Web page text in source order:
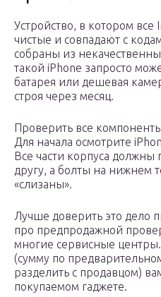
Устройство, в котором
чистые и совпадают с
собраны из
такой iPhone запросто
батарея или дешевая
строя через месяц.
Проверить все
Для начала осмотрите
Все части корпуса должны
другу, а болты на нижнем
«слизаны».
Лучше доверить это дело
про предпродажной
многие сервисные
(сумму по
разделить с продавцом)
покупаемом гаджете.